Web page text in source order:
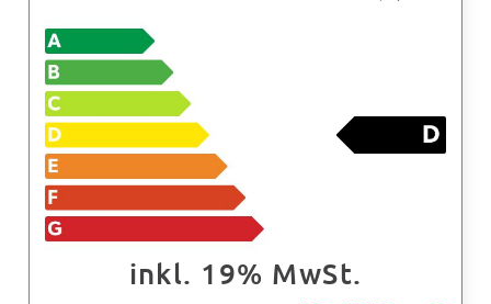
inkl. 19% MwSt.